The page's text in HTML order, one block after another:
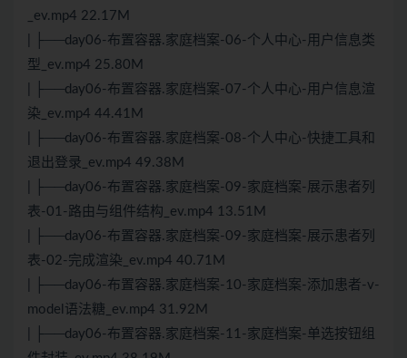
_ev.mp4 22.17M
| ├──day06-布置容器.家庭档案-06-个人中心-用户信息类
型_ev.mp4 25.80M
| ├──day06-布置容器.家庭档案-07-个人中心-用户信息渲
染_ev.mp4 44.41M
| ├──day06-布置容器.家庭档案-08-个人中心-快捷工具和
退出登录_ev.mp4 49.38M
| ├──day06-布置容器.家庭档案-09-家庭档案-展示患者列
表-01-路由与组件结构_ev.mp4 13.51M
| ├──day06-布置容器.家庭档案-09-家庭档案-展示患者列
表-02-完成渲染_ev.mp4 40.71M
| ├──day06-布置容器.家庭档案-10-家庭档案-添加患者-v-
model语法糖_ev.mp4 31.92M
| ├──day06-布置容器.家庭档案-11-家庭档案-单选按钮组